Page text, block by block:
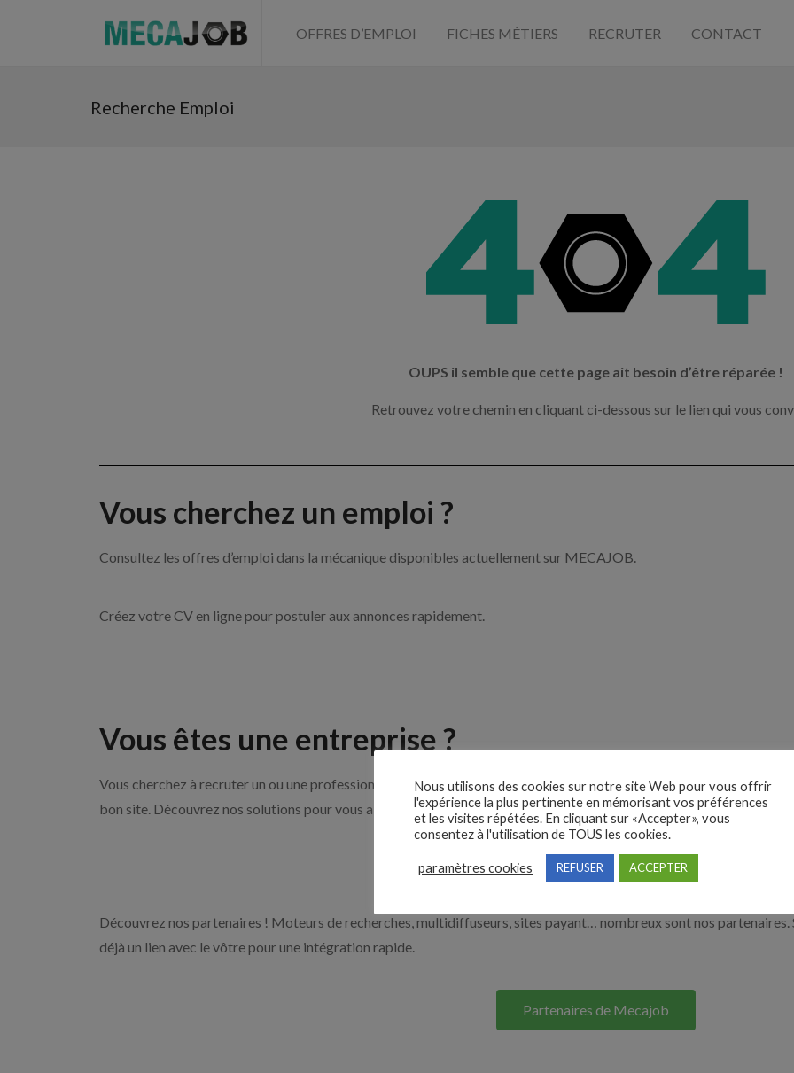
OFFRES D’EMPLOI FICHES MÉTIERS RECRUTER CONTACT
Recherche Emploi
OUPS il semble que cette page ait besoin d’être réparée !
Retrouvez votre chemin en cliquant ci-dessous sur le lien qui vous
Vous cherchez un emploi ?
Consultez les offres d’emploi dans la mécanique disponibles actuellement sur MECAJOB.
Créez votre CV en ligne pour postuler aux annonces rapidement.
Vous êtes une entreprise ?
Vous cherchez à recruter un ou une professionnelle de la mécanique par exemple un mécanicien, un chef d’atelier
bon site. Découvrez nos solutions pour vous aider à recruter en cliquant sur le bouton ci-dessous.
Nos solutions entreprises
Découvrez nos partenaires ! Moteurs de recherches, multidiffuseurs, sites payant… nombreux sont nos partenaires.
déjà un lien avec le vôtre pour une intégration rapide.
Partenaires de Mecajob
Nous utilisons des cookies sur notre site Web pour vous offrir
l'expérience la plus pertinente en mémorisant vos préférences
et les visites répétées. En cliquant sur «Accepter», vous
consentez à l'utilisation de TOUS les cookies.
paramètres cookies REFUSER ACCEPTER